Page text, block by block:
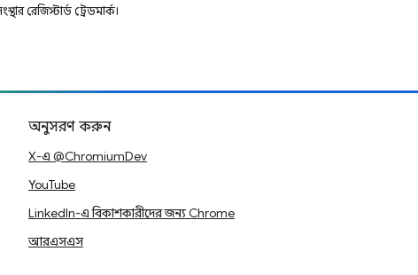
রেজিস্টার্ড ট্রেডমার্ক।
অনুসরণ করুন
X-এ @ChromiumDev
YouTube
LinkedIn-এ বিকাশকারীদের জন্য Chrome
আরএসএস